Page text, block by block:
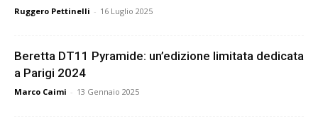
Ruggero Pettinelli - 16 Luglio 2025
Beretta DT11 Pyramide: un’edizione limitata dedicata
a Parigi 2024
Marco Caimi - 13 Gennaio 2025